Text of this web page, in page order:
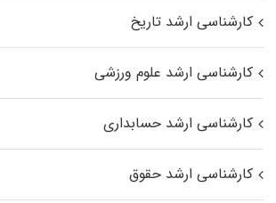
کارشناسی ارشد تاریخ
کارشناسی ارشد علوم ورزشی
کارشناسی ارشد حسابداری
کارشناسی ارشد حقوق